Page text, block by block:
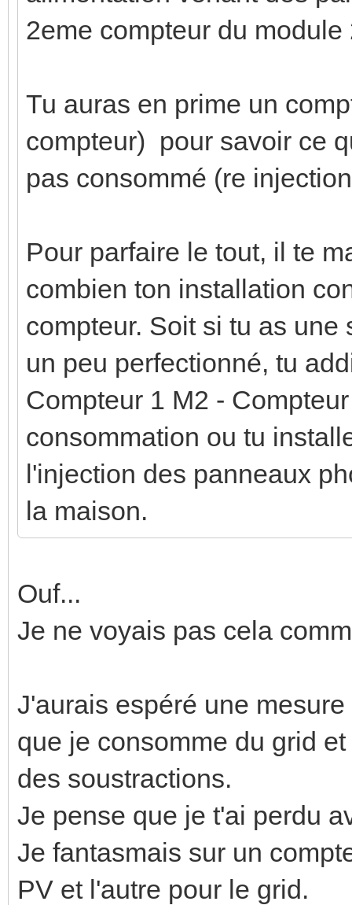
2eme compteur du module
Tu auras en prime un
compteur) pour savoir ce
pas consommé (re
Pour parfaire le tout, il te
combien ton installation
compteur. Soit si tu as
un peu perfectionné, tu
Compteur 1 M2 -
consommation ou tu
l'injection des panneaux
la maison.
Ouf...
Je ne voyais pas cela
J'aurais espéré une
que je consomme du grid
des soustractions.
Je pense que je t'ai perdu
Je fantasmais sur un
PV et l'autre pour le grid.